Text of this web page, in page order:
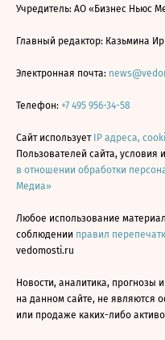
Учредитель: АО «Бизнес Ньюс
Главный редактор: Казьмина
Электронная почта:
Телефон: +7 495 956-34-58
Сайт использует IP адреса,
Пользователей сайта, условия
в отношении обработки
Медиа»
Любое использование
соблюдении правил
vedomosti.ru
Новости, аналитика, прогнозы
на данном сайте, не являются
или продаже каких-либо